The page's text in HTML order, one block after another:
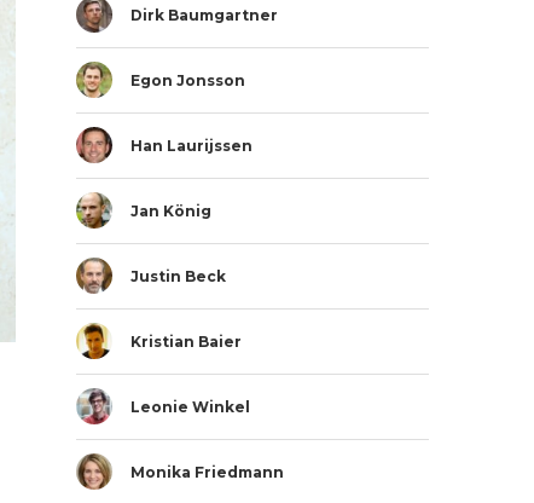
Dirk Baumgartner
Egon Jonsson
Han Laurijssen
Jan König
Justin Beck
Kristian Baier
Leonie Winkel
Monika Friedmann